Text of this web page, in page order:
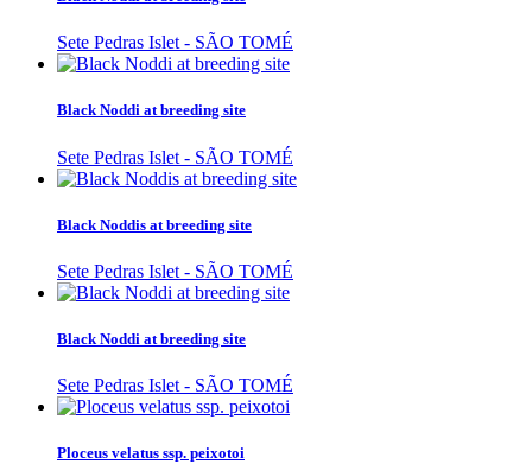
Sete Pedras Islet - SÃO TOMÉ
Black Noddi at breeding site
Sete Pedras Islet - SÃO TOMÉ
Black Noddis at breeding site
Sete Pedras Islet - SÃO TOMÉ
Black Noddi at breeding site
Sete Pedras Islet - SÃO TOMÉ
Ploceus velatus ssp. peixotoi